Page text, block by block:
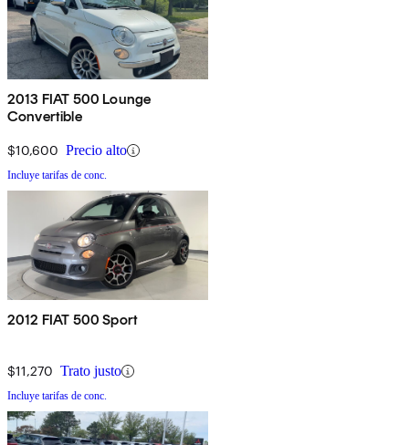
2013 FIAT 500 Lounge
Convertible
$10,600 Precio alto
Incluye tarifas de conc.
2012 FIAT 500 Sport
$11,270 Trato justo
Incluye tarifas de conc.